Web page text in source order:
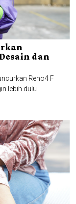
dan
Reno4 F
lebih dulu